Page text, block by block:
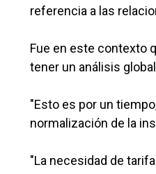
referencia a las
Fue en este contexto
tener un análisis
"Esto es por un
normalización de la
"La necesidad de